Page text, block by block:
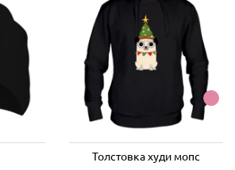
Толстовка худи мопс